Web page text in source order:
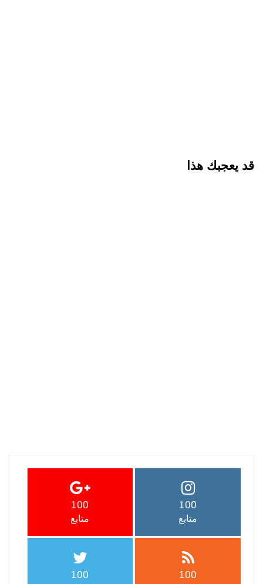
قد يعجبك هذا
100
متابع
100
متابع
100
100